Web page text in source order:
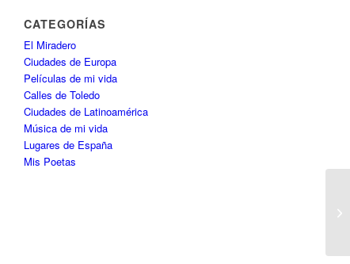
CATEGORÍAS
El Miradero
Ciudades de Europa
Películas de mi vida
Calles de Toledo
Ciudades de Latinoamérica
Música de mi vida
Lugares de España
Mis Poetas